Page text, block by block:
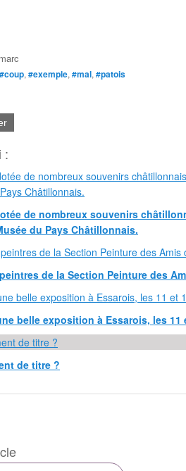
#coup, #exemple, #mal, #patois
:
de nombreux souvenirs
du Pays Châtillonnais.
de la Section Peinture des
belle exposition à Essarois, les 11
de titre ?